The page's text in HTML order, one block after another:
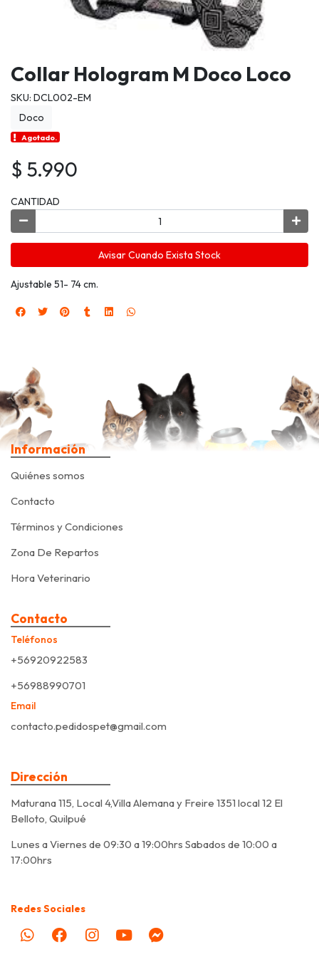
Collar Hologram M Doco Loco
SKU: DCL002-EM
Doco
Agotado.
$ 5.990
CANTIDAD
Avisar Cuando Exista Stock
Ajustable 51- 74 cm.
Información
Quiénes somos
Contacto
Términos y Condiciones
Zona De Repartos
Hora Veterinario
Contacto
Teléfonos
+56920922583
+56988990701
Email
contacto.pedidospet@gmail.com
Dirección
Maturana 115, Local 4,Villa Alemana y Freire 1351 local 12 El
Belloto, Quilpué
Lunes a Viernes de 09:30 a 19:00hrs Sabados de 10:00 a
17:00hrs
Redes Sociales